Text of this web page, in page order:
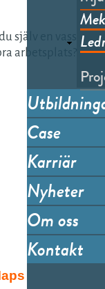
Case
Karriär
Nyheter
Om oss
Kontakt
själv en vass
arbetsplats?